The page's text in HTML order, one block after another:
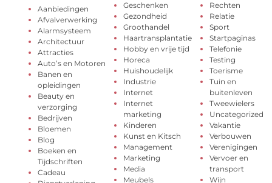
Aanbiedingen
Afvalverwerking
Alarmsysteem
Architectuur
Attracties
Auto’s en Motoren
Banen en
opleidingen
Beauty en
verzorging
Bedrijven
Bloemen
Blog
Boeken en
Tijdschriften
Cadeau
Geschenken
Gezondheid
Groothandel
Haartransplantatie
Hobby en vrije tijd
Horeca
Huishoudelijk
Industrie
Internet
Internet
marketing
Kinderen
Kunst en Kitsch
Management
Marketing
Media
Meubels
Rechten
Relatie
Sport
Startpaginas
Telefonie
Testing
Toerisme
Tuin en
buitenleven
Tweewielers
Uncategorized
Vakantie
Verbouwen
Verenigingen
Vervoer en
transport
Wijn